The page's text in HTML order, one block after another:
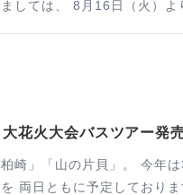
しては、 8月16日（火）よ
花火大会バスツアー発
の片貝」。 今年は3年ぶりに3つ
両日ともに予定しており